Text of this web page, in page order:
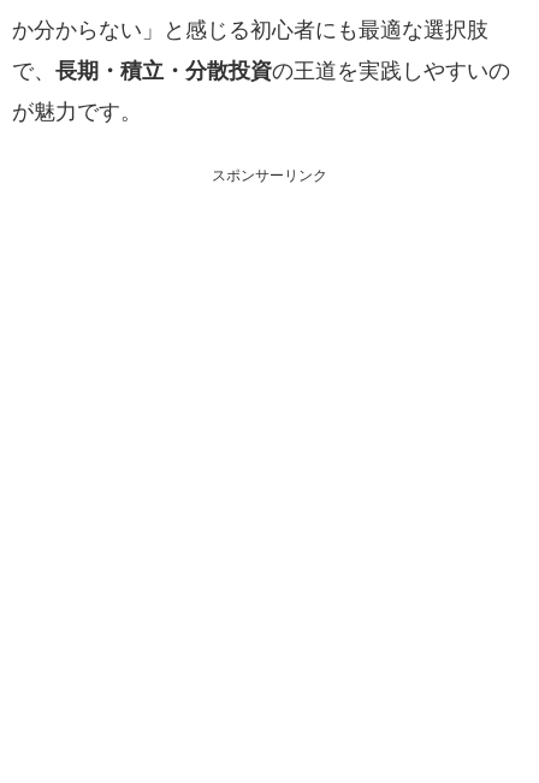
か分からない」と感じる初心者にも最適な選択肢
で、 長期・積立・分散投資の王道を実践しやすいの
が魅力です。
スポンサーリンク